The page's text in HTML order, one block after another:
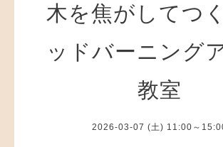
木を焦がしてつ
ッドバーニング
教室
2026-03-07 (土) 11:00～